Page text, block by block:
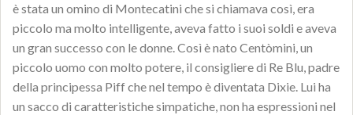
è stata un omino di Montecatini che si chiamava così, era
piccolo ma molto intelligente, aveva fatto i suoi soldi e aveva
un gran successo con le donne. Così è nato Centòmini, un
piccolo uomo con molto potere, il consigliere di Re Blu, padre
della principessa Piff che nel tempo è diventata Dixie. Lui ha
un sacco di caratteristiche simpatiche, non ha espressioni nel